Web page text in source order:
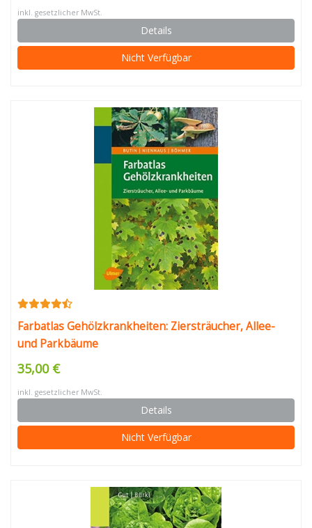
inkl. gesetzlicher MwSt.
Details
Nicht Verfügbar
Farbatlas Gehölzkrankheiten: Ziersträucher, Allee-
und Parkbäume
35,00 €
inkl. gesetzlicher MwSt.
Details
Nicht Verfügbar